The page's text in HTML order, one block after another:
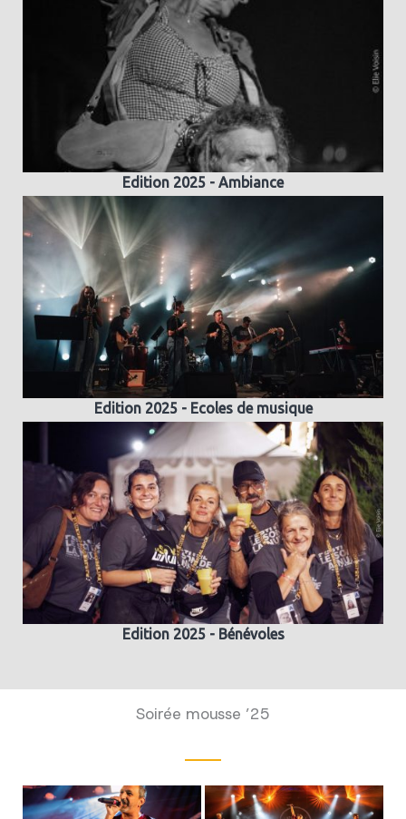
Edition 2025 - Ambiance
Edition 2025 - Ecoles de musique
Edition 2025 - Bénévoles
Soirée mousse ’25